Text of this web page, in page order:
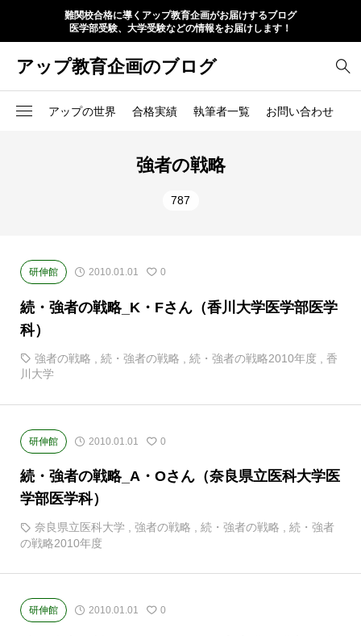
難関校合格に導くアップ教育企画がお届けするブログ
医学部受験、大学受験などの情報をお届けします！
アップ教育企画のブログ
アップの世界 合格実績 執筆者一覧 お問い合わせ
強者の戦略
787
研伸館 2010.01.01 0
続・強者の戦略_K・Fさん（香川大学医学部医学
科）
強者の戦略 続・強者の戦略 続・強者の戦略2010年度
香
川大学
研伸館 2010.01.01 0
続・強者の戦略_A・Oさん（奈良県立医科大学医
学部医学科）
奈良県立医科大学 強者の戦略 続・強者の戦略
続・強者
の戦略2010年度
研伸館 2010.01.01 0